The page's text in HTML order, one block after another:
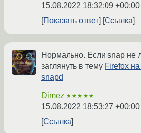
15.08.2022 18:32:09 +00:00
Показать ответ
Ссылка
Нормально. Если snap не
заглянуть в тему Firefox
snapd
Dimez ★★★★★
15.08.2022 18:53:27 +00:00
Ссылка